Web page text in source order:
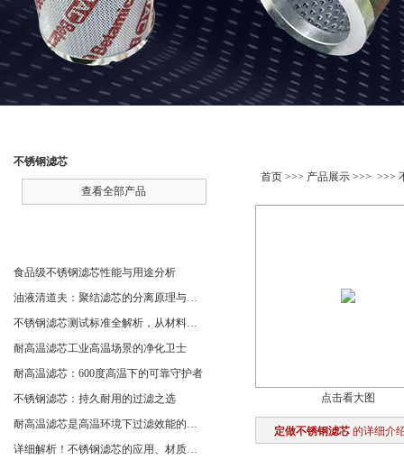
首页>>> 产品展示>>> >>>
点击看大图
定做不锈钢滤芯 的详细介
不锈钢滤芯
查看全部产品
食品级不锈钢滤芯性能与用途分析
油液清道夫：聚结滤芯的分离原理与核心作用解析
不锈钢滤芯测试标准全解析，从材料性能到应用场景的严苛验证
耐高温滤芯工业高温场景的净化卫士
耐高温滤芯：600度高温下的可靠守护者
不锈钢滤芯：持久耐用的过滤之选
耐高温滤芯是高温环境下过滤效能的安全守护者
详细解析！不锈钢滤芯的应用、材质以及使用特点